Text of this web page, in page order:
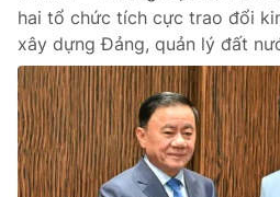
THỜI BÁO VTV
Theo dõi báo trên
Cơ quan chủ quản: Đài Truyền hình
hai tổ chức tích cực trao đổi
xây dựng Đảng, quản lý đất